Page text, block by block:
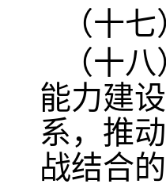
（十
（十
能力建
系，推
战结合